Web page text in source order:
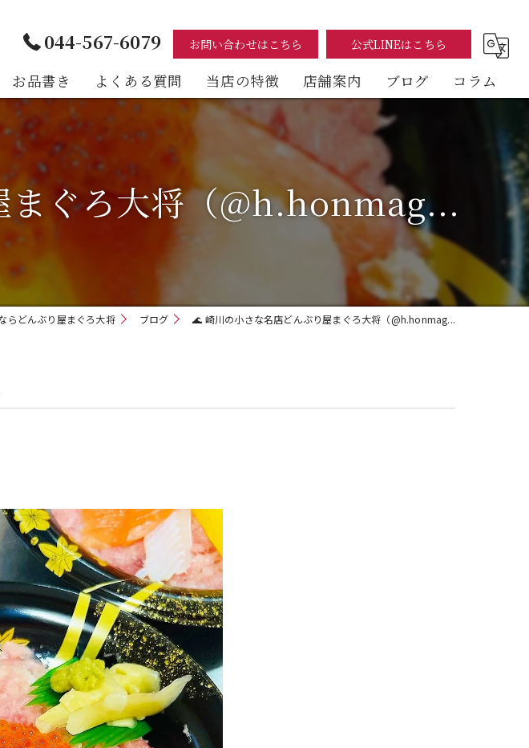
044-567-6079 お問い合わせはこちら 公式LINEはこちら
お品書き よくある質問 当店の特徴
海鮮丼
テイクアウト
デリバリー
店舗案内 ブログ コラム
まぐろ大将（@h.honmag...
らどんぶり屋まぐろ大将 ブログ 🌊 崎川の小さな名店どんぶり屋まぐろ大将（@h.honmag...